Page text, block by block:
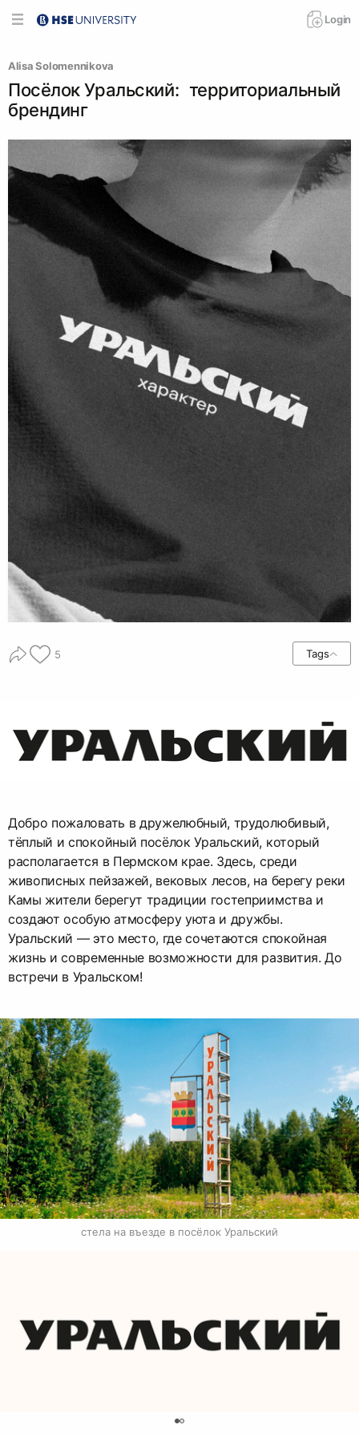
Login
Alisa Solomennikova
Посёлок Уральский: территориальный
брендинг
5 Tags
Добро пожаловать в дружелюбный, трудолюбивый,
тёплый и спокойный посёлок Уральский, который
располагается в Пермском крае. Здесь, среди
живописных пейзажей, вековых лесов, на берегу реки
Камы жители берегут традиции гостеприимства и
создают особую атмосферу уюта и дружбы.
Уральский — это место, где сочетаются спокойная
жизнь и современные возможности для развития. До
встречи в Уральском!
стела на въезде в посёлок Уральский